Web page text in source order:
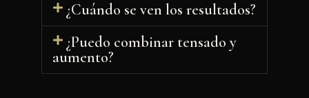
¿Cuándo se ven los resultados?
¿Puedo combinar tensado y
aumento?